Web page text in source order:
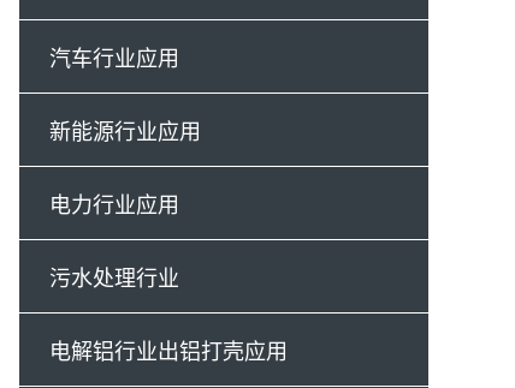
汽车行业应用
新能源行业应用
电力行业应用
污水处理行业
电解铝行业出铝打壳应用